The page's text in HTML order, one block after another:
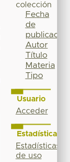
colección
Fecha
de
publicación
Autor
Título
Materia
Tipo
Usuario
Acceder
Estadísticas
Estadísticas
de uso